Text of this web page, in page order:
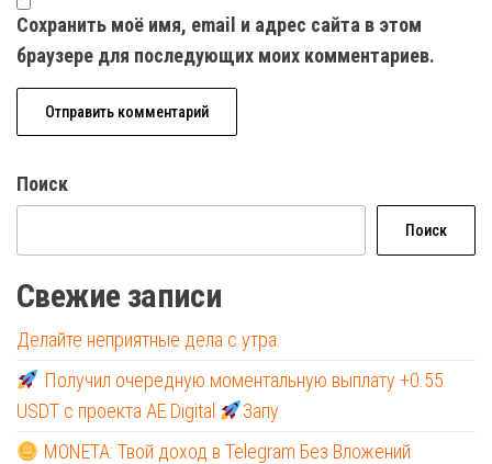
Сохранить моё имя, email и адрес сайта в этом
браузере для последующих моих комментариев.
Поиск
Поиск
Свежие записи
Делайте неприятные дела с утра.
Получил очередную моментальную выплату +0.55
USDT с проекта AE Digital
Запу
MONETA: Твой доход в Telegram Без Вложений